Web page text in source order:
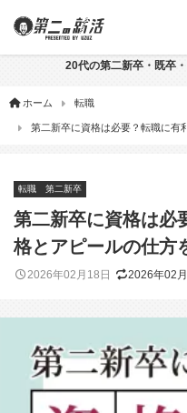
20代の第二新卒・既卒
ホーム 転職
第二新卒に資格は必要？転職に有
転職 第二新卒
第二新卒に資格は必
格とアピールの仕方
2026年02月18日 2026年02